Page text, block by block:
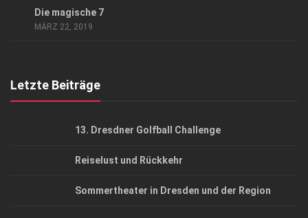
Die magische 7
MÄRZ 22, 2019
Letzte Beiträge
13. Dresdner Golfball Challenge
Reiselust und Rückkehr
Sommertheater in Dresden und der Region